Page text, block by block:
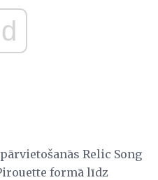
Relic Song
formā līdz